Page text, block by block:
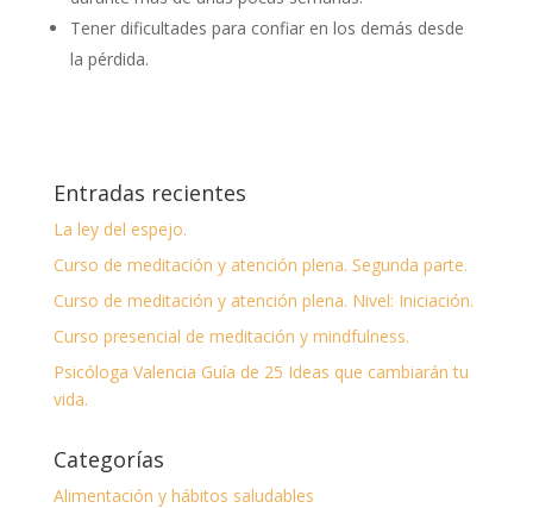
Tener dificultades para confiar en los demás desde
la pérdida.
Entradas recientes
La ley del espejo.
Curso de meditación y atención plena. Segunda parte.
Curso de meditación y atención plena. Nivel: Iniciación.
Curso presencial de meditación y mindfulness.
Psicóloga Valencia Guía de 25 Ideas que cambiarán tu
vida.
Categorías
Alimentación y hábitos saludables